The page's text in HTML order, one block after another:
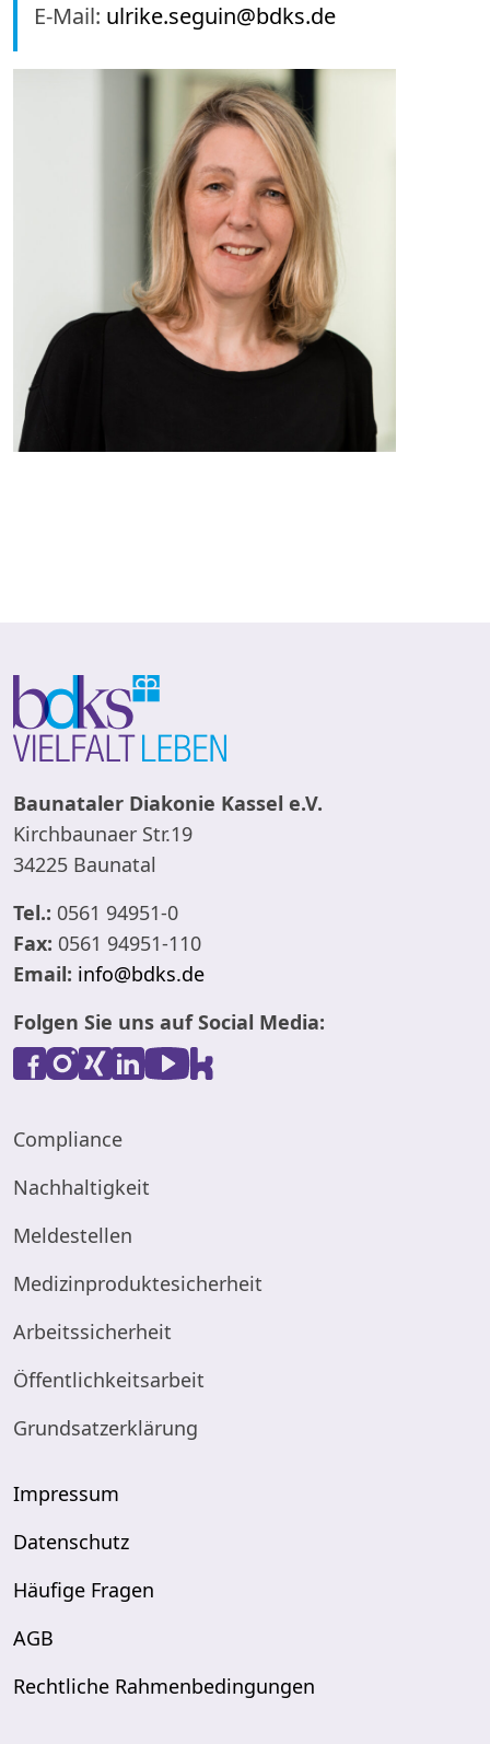
E-Mail: ulrike.seguin@bdks.de
Baunataler Diakonie Kassel e.V.
Kirchbaunaer Str.19
34225 Baunatal
Tel.: 0561 94951-0
Fax: 0561 94951-110
Email: info@bdks.de
Folgen Sie uns auf Social Media:
Compliance
Nachhaltigkeit
Meldestellen
Medizinproduktesicherheit
Arbeitssicherheit
Öffentlichkeitsarbeit
Grundsatzerklärung
Impressum
Datenschutz
Häufige Fragen
AGB
Rechtliche Rahmenbedingungen